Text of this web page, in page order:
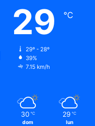
29 ℃
29º - 28º
39%
7.15 km/h
30 ℃
dom
29 ℃
lun